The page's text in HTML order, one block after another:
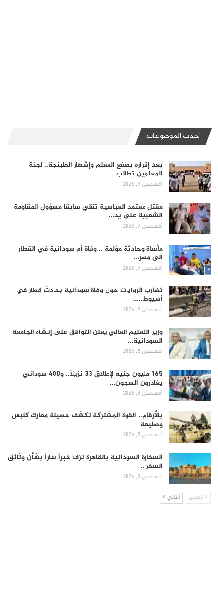
أحدث الموضوعات
بعد إقراره بصفع المعلم وإشهار الطبنجة.. لجنة
المعلمين تطالب…
أغسطس 9, 2026
مقتل معتمد العباسية تقلي سابقا مسؤول المقاومة
الشعبية على يد…
أغسطس 9, 2026
مأساة وحادثة مؤلمة .. وفاة أم سودانية في القطار
الى مصر…
أغسطس 9, 2026
تضارب الروايات حول وفاة سودانية بحادث قطار في
أسيوط..…
أغسطس 9, 2026
وزير التعليم العالي يعلن التوافق على إنشاء الجامعة
السودانية…
أغسطس 8, 2026
165 مليون جنيه لإطلاق 33 نزيلاً.. و400 سوداني
يغادرون السجون…
أغسطس 8, 2026
بالأرقام.. القوة المشتركة تكشف حصيلة معارك كلبس
وصليعة
أغسطس 8, 2026
السفارة السودانية بالقاهرة تزف خبراً ساراً بشأن وثائق
السفر…
أغسطس 8, 2026
السابق التالي